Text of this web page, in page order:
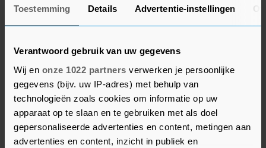
Toestemming Details Advertentie-instellingen
Verantwoord gebruik van uw gegevens
Wij en onze 1022 partners verwerken je persoonlijke
gegevens (bijv. uw IP-adres) met behulp van
technologieën zoals cookies om informatie op uw
apparaat op te slaan en te gebruiken met als doel
gepersonaliseerde advertenties en content, metingen aan
advertenties en content, inzicht in publiek en
Kroos: "Je moet eerlijk zijn, City verdiende het
ronde te halen. Toch had ik het gevoel dat er
meer voor ons in zat."